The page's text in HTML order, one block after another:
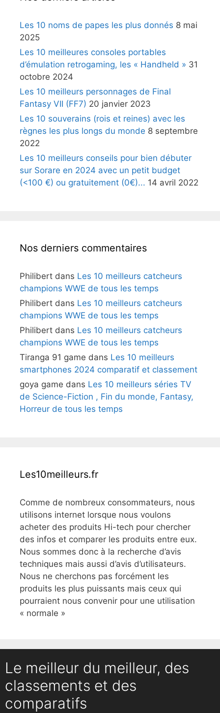
Les 10 noms de papes les plus donnés 8 mai
2025
Les 10 meilleures consoles portables
d’émulation retrogaming, les « Handheld » 31
octobre 2024
Les 10 meilleurs personnages de Final
Fantasy VII (FF7) 20 janvier 2023
Les 10 souverains (rois et reines) avec les
règnes les plus longs du monde 8 septembre
2022
Les 10 meilleurs conseils pour bien débuter
sur Sorare en 2024 avec un petit budget
(<100 €) ou gratuitement (0€)... 14 avril 2022
Nos derniers commentaires
Philibert dans Les 10 meilleurs catcheurs
champions WWE de tous les temps
Philibert dans Les 10 meilleurs catcheurs
champions WWE de tous les temps
Philibert dans Les 10 meilleurs catcheurs
champions WWE de tous les temps
Tiranga 91 game dans Les 10 meilleurs
smartphones 2024 comparatif et classement
goya game dans Les 10 meilleurs séries TV
de Science-Fiction , Fin du monde, Fantasy,
Horreur de tous les temps
Les10meilleurs.fr
Comme de nombreux consommateurs, nous
utilisons internet lorsque nous voulons
acheter des produits Hi-tech pour chercher
des infos et comparer les produits entre eux.
Nous sommes donc à la recherche d’avis
techniques mais aussi d’avis d’utilisateurs.
Nous ne cherchons pas forcément les
produits les plus puissants mais ceux qui
pourraient nous convenir pour une utilisation
« normale »
Le meilleur du meilleur, des
classements et des
comparatifs